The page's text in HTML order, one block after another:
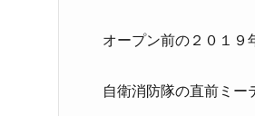
オープン前の２０１９
自衛消防隊の直前ミー